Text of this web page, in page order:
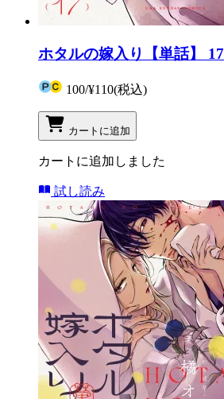
ホタルの嫁入り【単話】 17
100/¥110(税込)
カートに追加
カートに追加しました
試し読み